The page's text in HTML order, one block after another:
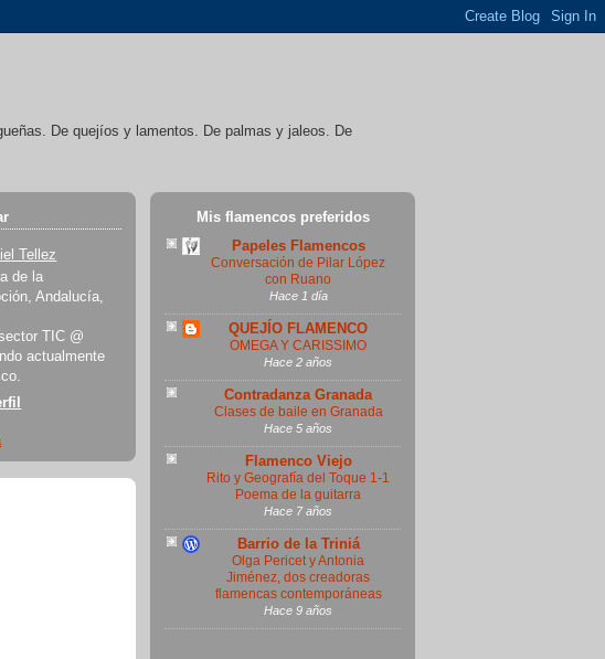
De quejíos y lamentos. De palmas y jaleos. De
Mis flamencos preferidos
Papeles Flamencos
Conversación de Pilar López
con Ruano
Hace 1 día
QUEJÍO FLAMENCO
OMEGA Y CARISSIMO
Hace 2 años
Contradanza Granada
Clases de baile en Granada
Hace 5 años
Flamenco Viejo
Rito y Geografía del Toque 1-1
Poema de la guitarra
Hace 7 años
Barrio de la Triniá
Olga Pericet y Antonia
Jiménez, dos creadoras
flamencas contemporáneas
Hace 9 años
Tellez
de la
Andalucía,
TIC @
actualmente